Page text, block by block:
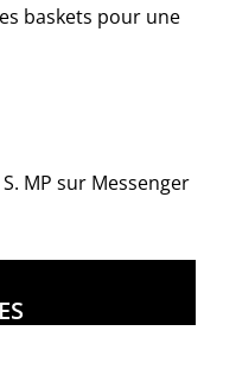
baskets pour une
MP sur Messenger